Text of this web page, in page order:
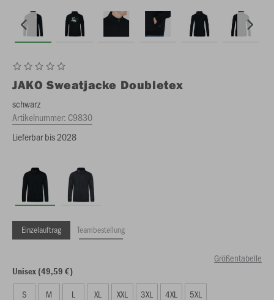
JAKO Sweatjacke Doubletex
schwarz
Artikelnummer: C9830
Lieferbar bis 2028
Einzelauftrag Teambestellung
Größentabelle
Unisex (49,59 €)
S M L XL XXL 3XL 4XL 5XL